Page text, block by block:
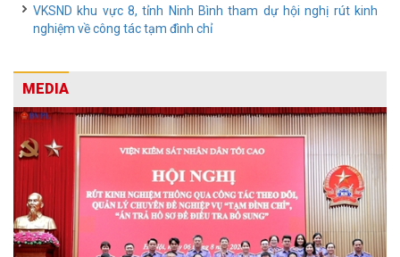
VKSND khu vực 8, tỉnh Ninh Bình tham dự hội nghị rút kinh
nghiệm về công tác tạm đình chỉ
MEDIA